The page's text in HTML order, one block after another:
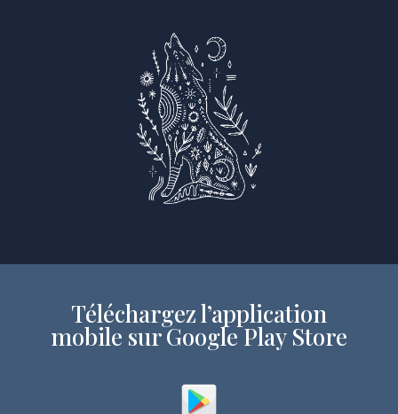
Téléchargez l’application
mobile sur Google Play Store